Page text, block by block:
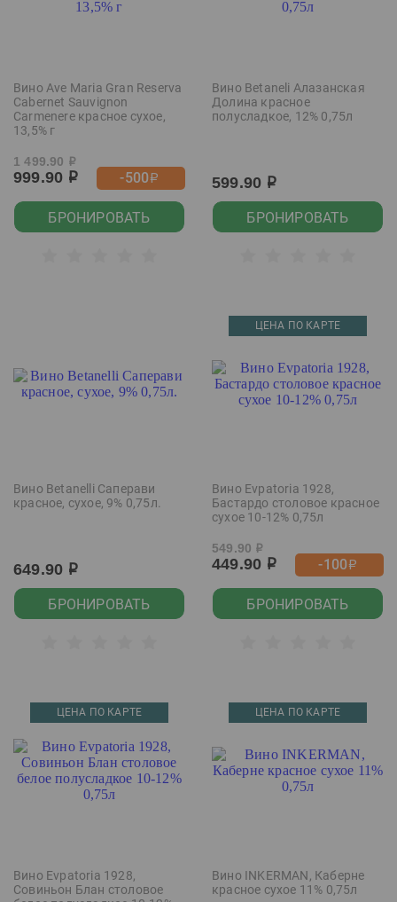
Вино Ave Maria Gran Reserva
Cabernet Sauvignon
Carmenere красное сухое,
13,5% г
1 499.90 р
999.90 р -500р
БРОНИРОВАТЬ
Вино Betaneli Алазанская
Долина красное
полусладкое, 12% 0,75л
599.90 р
БРОНИРОВАТЬ
Вино Betanelli Саперави
красное, сухое, 9% 0,75л.
649.90 р
БРОНИРОВАТЬ
ЦЕНА ПО КАРТЕ
Вино Evpatoria 1928,
Бастардо столовое красное
сухое 10-12% 0,75л
549.90 р
449.90 р -100р
БРОНИРОВАТЬ
ЦЕНА ПО КАРТЕ
Вино Evpatoria 1928,
Совиньон Блан столовое
ЦЕНА ПО КАРТЕ
Вино INKERMAN, Каберне
красное сухое 11% 0,75л